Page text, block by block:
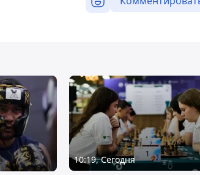
10:19, Сегодня